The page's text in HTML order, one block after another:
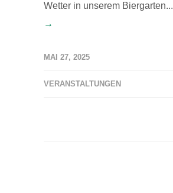
Wetter in unserem Biergarten...
→
MAI 27, 2025
VERANSTALTUNGEN